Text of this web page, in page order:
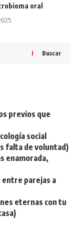
oral
Buscar
previos que
social
falta de voluntad)
enamorada,
parejas a
eternas con tu